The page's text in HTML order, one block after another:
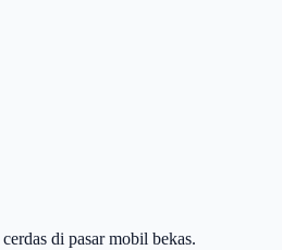
di pasar mobil bekas.